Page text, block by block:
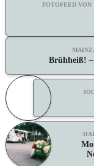
FOTOFEED VON
Brühheiß!